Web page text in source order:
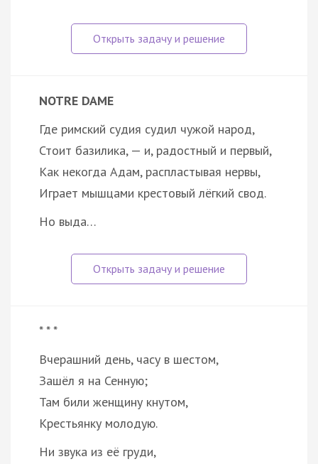
NOTRE DAME
Где римский судия судил чужой народ,
Стоит базилика, — и, радостный и первый,
Как некогда Адам, распластывая нервы,
Играет мышцами крестовый лёгкий свод.
Но выда…
* * *
Вчерашний день, часу в шестом,
Зашёл я на Сенную;
Там били женщину кнутом,
Крестьянку молодую.
Ни звука из её груди,